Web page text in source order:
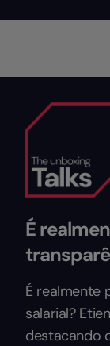
É
É realmente
salarial?
destacando